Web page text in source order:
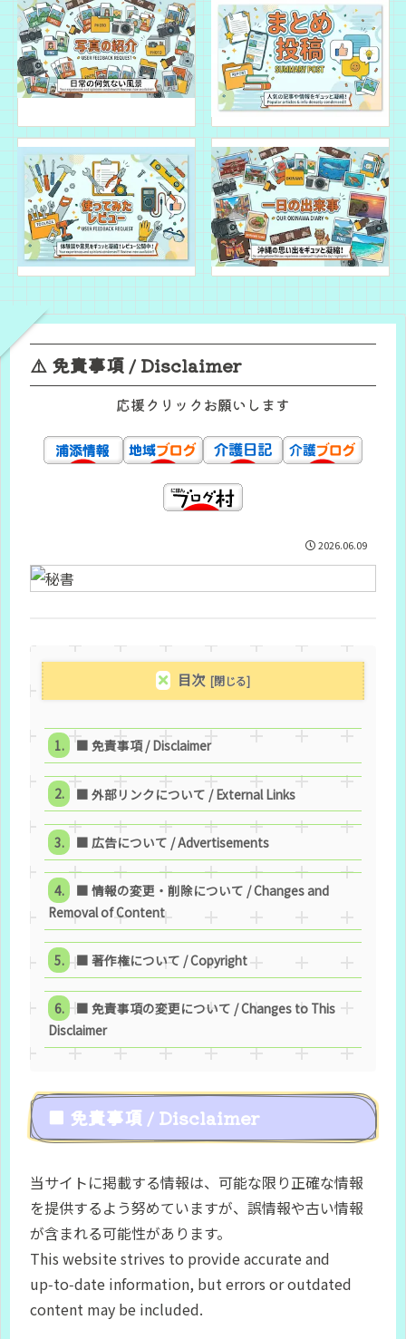
⚠️ 免責事項 / Disclaimer
応援クリックお願いします
2026.06.09
目次
■ 免責事項 / Disclaimer
■ 外部リンクについて / External Links
■ 広告について / Advertisements
■ 情報の変更・削除について / Changes and
Removal of Content
■ 著作権について / Copyright
■ 免責事項の変更について / Changes to This
Disclaimer
■ 免責事項 / Disclaimer
当サイトに掲載する情報は、可能な限り正確な情報
を提供するよう努めていますが、誤情報や古い情報
が含まれる可能性があります。
This website strives to provide accurate and
up‑to‑date information, but errors or outdated
content may be included.